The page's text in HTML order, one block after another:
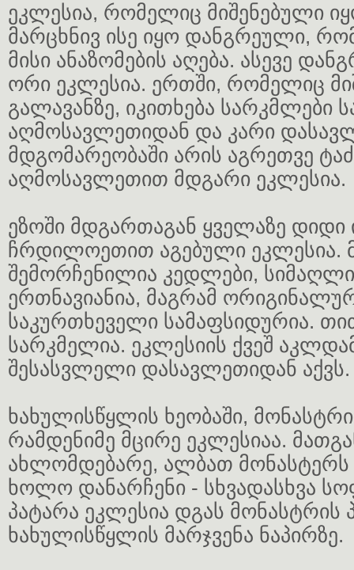
ეკლესია, რომელიც მიშენებული
მარცხნივ ისე იყო დანგრეული,
მისი ანაზომების აღება. ასევე
ორი ეკლესია. ერთში, რომელიც
გალავანზე, იკითხება სარკმლები
აღმოსავლეთიდან და კარი
მდგომარეობაში არის აგრეთვე
აღმოსავლეთით მდგარი ეკლესია.
ეზოში მდგართაგან ყველაზე დიდი
ჩრდილოეთით აგებული ეკლესია.
შემორჩენილია კედლები,
ერთნავიანია, მაგრამ
საკურთხეველი სამაფსიდურია.
სარკმელია. ეკლესიის ქვეშ
შესასვლელი დასავლეთიდან აქვს.
ხახულისწყლის ხეობაში,
რამდენიმე მცირე ეკლესიაა.
ახლომდებარე, ალბათ მონასტერს
ხოლო დანარჩენი - სხვადასხვა
პატარა ეკლესია დგას მონასტრის
ხახულისწყლის მარჯვენა ნაპირზე.